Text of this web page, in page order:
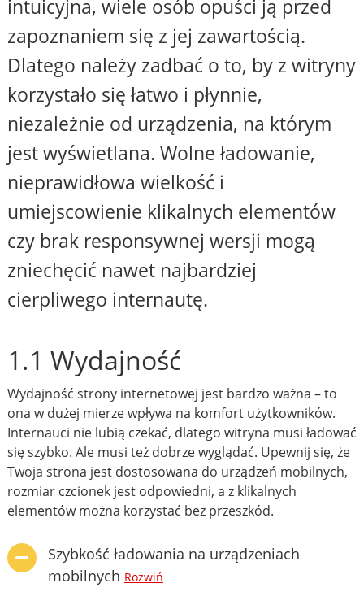
intuicyjna, wiele osób opuści ją przed
zapoznaniem się z jej zawartością.
Dlatego należy zadbać o to, by z witryny
korzystało się łatwo i płynnie,
niezależnie od urządzenia, na którym
jest wyświetlana. Wolne ładowanie,
nieprawidłowa wielkość i
umiejscowienie klikalnych elementów
czy brak responsywnej wersji mogą
zniechęcić nawet najbardziej
cierpliwego internautę.
1.1 Wydajność
Wydajność strony internetowej jest bardzo ważna – to
ona w dużej mierze wpływa na komfort użytkowników.
Internauci nie lubią czekać, dlatego witryna musi ładować
się szybko. Ale musi też dobrze wyglądać. Upewnij się, że
Twoja strona jest dostosowana do urządzeń mobilnych,
rozmiar czcionek jest odpowiedni, a z klikalnych
elementów można korzystać bez przeszkód.
Szybkość ładowania na urządzeniach
mobilnych Rozwiń